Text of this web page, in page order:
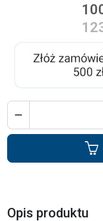

Opis produktu